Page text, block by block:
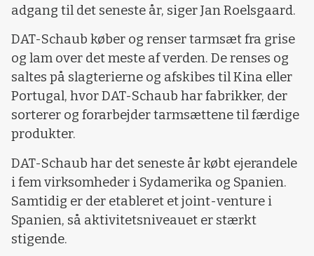
adgang til det seneste år, siger Jan Roelsgaard.
DAT-Schaub køber og renser tarmsæt fra grise
og lam over det meste af verden. De renses og
saltes på slagterierne og afskibes til Kina eller
Portugal, hvor DAT-Schaub har fabrikker, der
sorterer og forarbejder tarmsættene til færdige
produkter.
DAT-Schaub har det seneste år købt ejerandele
i fem virksomheder i Sydamerika og Spanien.
Samtidig er der etableret et joint-venture i
Spanien, så aktivitetsniveauet er stærkt
stigende.